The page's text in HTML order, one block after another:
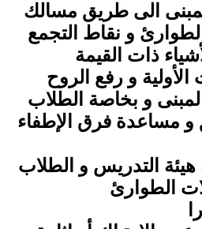
الى طريق مسالك
و نقاط التجمع
و رفع الروح
و بخاصة الطلاب
مساعدة فرق الإطفاء
التدريس و الطلاب
الطوارئ